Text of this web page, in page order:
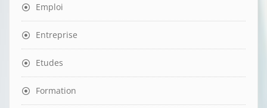
Emploi
Entreprise
Etudes
Formation